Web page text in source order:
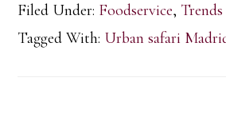
Filed Under: Foodservice, Trends
Tagged With: Urban safari